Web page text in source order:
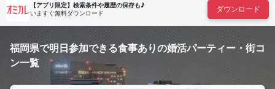
【アプリ限定】 検索条件や履歴の保存も♪
いますぐ無料ダウンロード
ダウンロード
福岡県で明日参加できる食事ありの婚活パーティー・街コ
ン一覧